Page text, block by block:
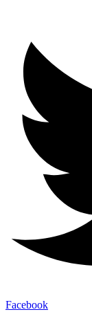
Facebook